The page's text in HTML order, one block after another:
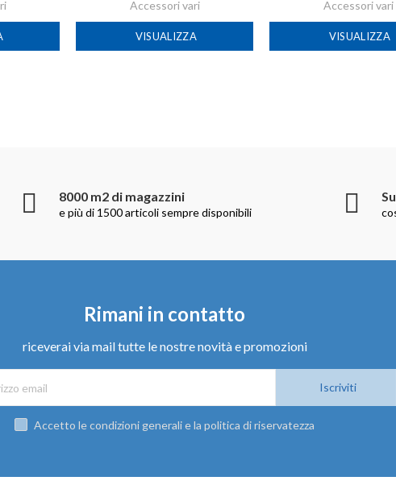
Accessori vari
VISUALIZZA
Accessori vari
VISUALIZZA
8000 m2 di magazzini
e più di 1500 articoli sempre disponibili
Rimani in contatto
riceverai via mail tutte le nostre novità e promozioni
Iscriviti
Accetto le condizioni generali e la politica di riservatezza